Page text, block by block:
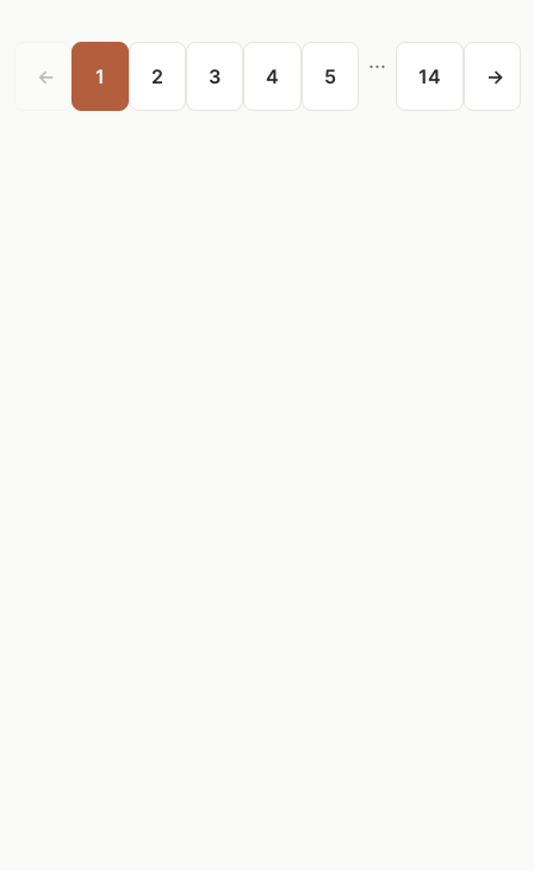
← 1 2 3 4 5
...
14 →